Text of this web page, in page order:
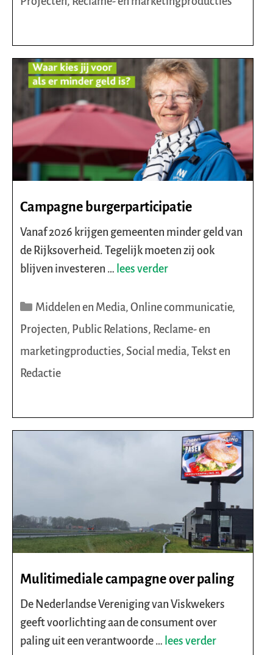
Campagne burgerparticipatie
Vanaf 2026 krijgen gemeenten minder geld van
de Rijksoverheid. Tegelijk moeten zij ook
blijven investeren … lees verder
Categorieën
Middelen en Media, Online communicatie,
Projecten, Public Relations, Reclame- en
marketingproducties, Social media, Tekst en
Redactie
Mulitimediale campagne over paling
De Nederlandse Vereniging van Viskwekers
geeft voorlichting aan de consument over
paling uit een verantwoorde … lees verder